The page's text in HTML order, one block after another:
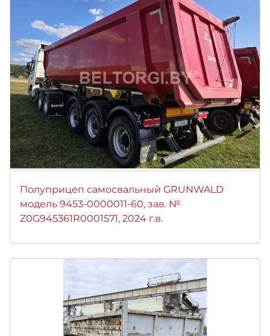
Полуприцеп самосвальный GRUNWALD
модель 9453-0000011-60, зав. №
Z0G945361R0001571, 2024 г.в.